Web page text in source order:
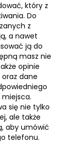
który z
Do
z
a nawet
ją do
masz nie
opinie
dane
miejsca.
się nie tylko
ale także
aby umówić
telefonu.